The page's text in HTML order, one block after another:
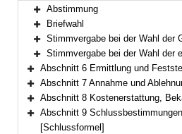
Bereich erweitern
Abstimmung
Bereich erweitern
Briefwahl
Bereich erweitern
Stimmvergabe bei der Wahl der
Bereich erweitern
Stimmvergabe bei der Wahl der ersten Bürgermeisterin, des
Bereich erweitern
Abschnitt 6 Ermittlung und
Bereich erweitern
Abschnitt 7 Annahme und
Bereich erweitern
Abschnitt 8 Kostenerstattung,
Bereich erweitern
Abschnitt 9 Schlussbestimmungen
[Schlussformel]